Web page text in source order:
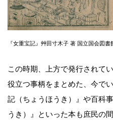
『女重宝記』艸田寸木子 著 国立国会図
この時期、上方で発行されて
役立つ事柄をまとめた、今で
記（ちょうほうき）』や百科
うき）』といった本も庶民の